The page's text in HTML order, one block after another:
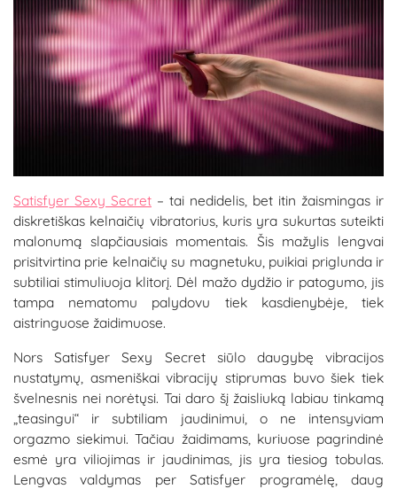
Satisfyer Sexy Secret – tai nedidelis, bet itin žaismingas ir
diskretiškas kelnaičių vibratorius, kuris yra sukurtas suteikti
malonumą slapčiausiais momentais. Šis mažylis lengvai
prisitvirtina prie kelnaičių su magnetuku, puikiai priglunda ir
subtiliai stimuliuoja klitorį. Dėl mažo dydžio ir patogumo, jis
tampa nematomu palydovu tiek kasdienybėje, tiek
aistringuose žaidimuose.
Nors Satisfyer Sexy Secret siūlo daugybę vibracijos
nustatymų, asmeniškai vibracijų stiprumas buvo šiek tiek
švelnesnis nei norėtųsi. Tai daro šį žaisliuką labiau tinkamą
„teasingui“ ir subtiliam jaudinimui, o ne intensyviam
orgazmo siekimui. Tačiau žaidimams, kuriuose pagrindinė
esmė yra viliojimas ir jaudinimas, jis yra tiesiog tobulas.
Lengvas valdymas per Satisfyer programėlę, daug